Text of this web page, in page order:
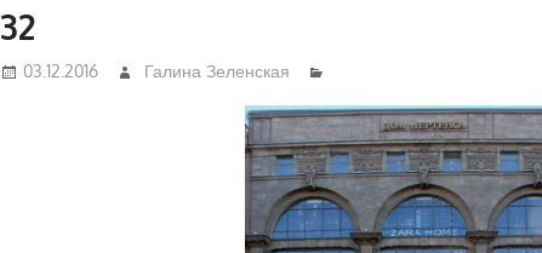
32
03.12.2016 Галина Зеленская